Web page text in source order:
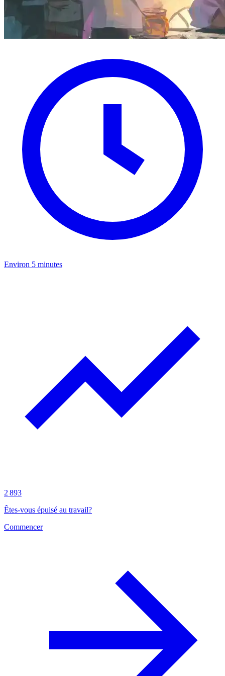
Environ 5 minutes
2 893
Êtes-vous épuisé au travail?
Commencer